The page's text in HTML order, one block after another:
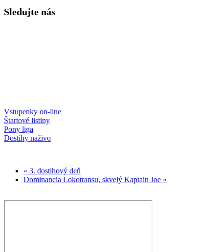
Sledujte nás
Vstupenky on-line
Štartové listiny
Pony liga
Dostihy naživo
« 3. dostihový deň
Dominancia Lokotransu, skvelý Kaptain Joe »